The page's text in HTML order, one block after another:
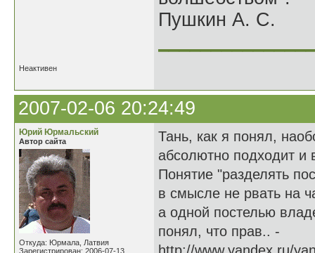
Пушкин А. С.
Неактивен
2007-02-06 20:24:49
Юрий Юрмальский
Автор сайта
Откуда: Юрмала, Латвия
Зарегистрирован: 2006-07-13
Тань, как я понял,
абсолютно подходит
Понятие "разделять
в смысле не рвать на
а одной постелью
понял, что прав.. -